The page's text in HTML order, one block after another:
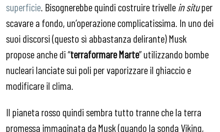
superficie. Bisognerebbe quindi costruire trivellein situper
scavare a fondo, un’operazione complicatissima. In uno dei
suoi discorsi (questo sì abbastanza delirante) Musk
propose anche di “terraformare Marte” utilizzando bombe
nucleari lanciate sui poli per vaporizzare il ghiaccio e
modificare il clima.
Il pianeta rosso quindi sembra tutto tranne che la terra
promessa immaginata da Musk (quando la sonda Viking,